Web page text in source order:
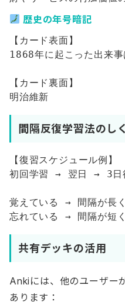
歴史の年号暗記
【カード表面】
1868年に起こった出来事
【カード裏面】
間隔反復学習法のし
【復習スケジュール例】
初回学習 → 翌日 → 3
覚えている → 間隔が長
共有デッキの活用
Ankiには、他のユーザー
あります：